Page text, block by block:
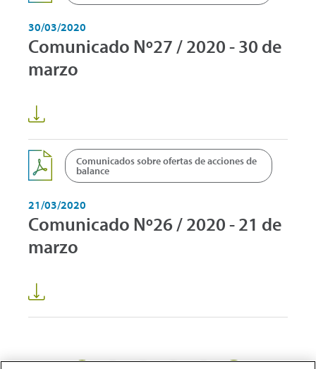
30/03/2020
Comunicado Nº27 / 2020 - 30 de
marzo
Comunicados sobre ofertas de acciones de
balance
21/03/2020
Comunicado Nº26 / 2020 - 21 de
marzo